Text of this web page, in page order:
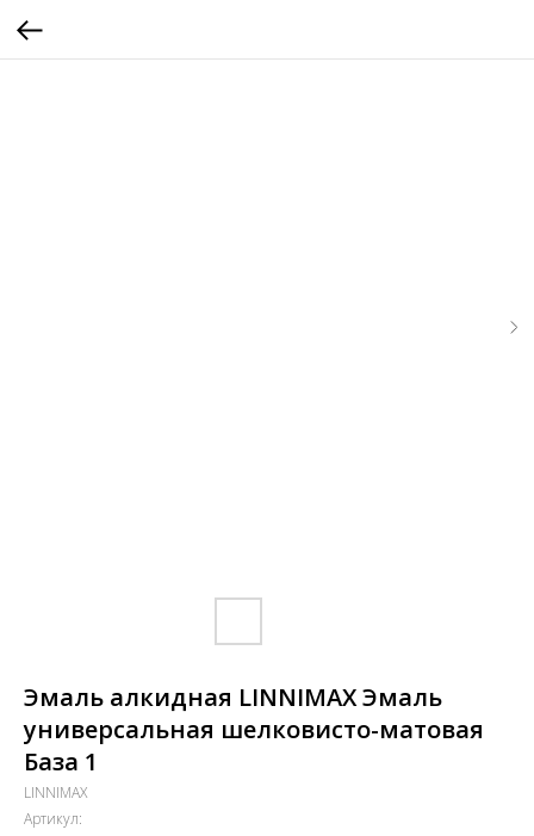
Эмаль алкидная LINNIMAX Эмаль
универсальная шелковисто-матовая
База 1
LINNIMAX
Артикул: